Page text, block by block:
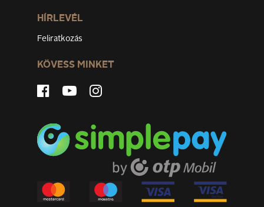
HÍRLEVÉL
Feliratkozás
KÖVESS MINKET